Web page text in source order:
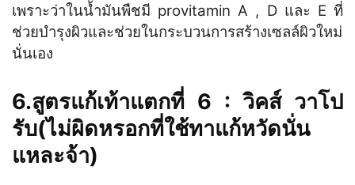
เพราะว่าในน้ำมันพืชมี provitamin A , D และ E ที่
ช่วยบำรุงผิวและช่วยในกระบวนการสร้างเซลล์ผิวใหม่
นั่นเอง
6.สูตรแก้เท้าแตกที่ 6 : วิคส์ วาโป
รับ(ไม่ผิดหรอกที่ใช้ทาแก้หวัดนั่น
แหละจ้า)